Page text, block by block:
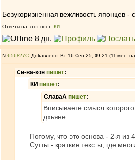
Безукоризненная вежливость японцев -
Ответы на этот пост: КИ
№656827 Добавлено: Вт 16 Сен 25, 09:21 (11 мес.
Си-ва-кон пишет:
КИ пишет:
СлаваА пишет:
Вписываете смысл
дхьяне.
Потому, что это основа - 2-я
Сутты - краткие тексты, где